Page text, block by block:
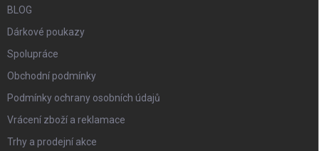
BLOG
Dárkové poukazy
Spolupráce
Obchodní podmínky
Podmínky ochrany osobních údajů
Vrácení zboží a reklamace
Trhy a prodejní akce